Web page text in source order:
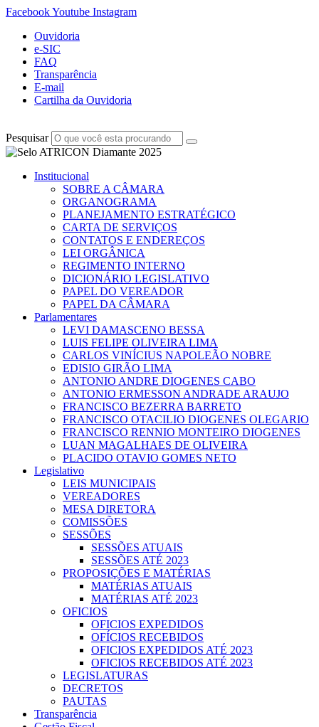
FacebookYoutube Instagram
Ouvidoria
e-SIC
FAQ
Transparência
E-mail
Cartilha da Ouvidoria
Pesquisar
Institucional
SOBRE A CÂMARA
ORGANOGRAMA
PLANEJAMENTO ESTRATÉGICO
CARTA DE SERVIÇOS
CONTATOS E ENDEREÇOS
LEI ORGÂNICA
REGIMENTO INTERNO
DICIONÁRIO LEGISLATIVO
PAPEL DO VEREADOR
PAPEL DA CÂMARA
Parlamentares
LEVI DAMASCENO BESSA
LUIS FELIPE OLIVEIRA LIMA
CARLOS VINÍCIUS NAPOLEÃO NOBRE
EDISIO GIRÃO LIMA
ANTONIO ANDRE DIOGENES CABO
ANTONIO ERMESSON ANDRADE ARAUJO
FRANCISCO BEZERRA BARRETO
FRANCISCO OTACILIO DIOGENES OLEGARIO
FRANCISCO RENNIO MONTEIRO DIOGENES
LUAN MAGALHAES DE OLIVEIRA
PLACIDO OTAVIO GOMES NETO
Legislativo
LEIS MUNICIPAIS
VEREADORES
MESA DIRETORA
COMISSÕES
SESSÕES
SESSÕES ATUAIS
SESSÕES ATÉ 2023
PROPOSIÇÕES E MATÉRIAS
MATÉRIAS ATUAIS
MATÉRIAS ATÉ 2023
OFICIOS
OFICIOS EXPEDIDOS
OFÍCIOS RECEBIDOS
OFICIOS EXPEDIDOS ATÉ 2023
OFICIOS RECEBIDOS ATÉ 2023
LEGISLATURAS
DECRETOS
PAUTAS
Transparência